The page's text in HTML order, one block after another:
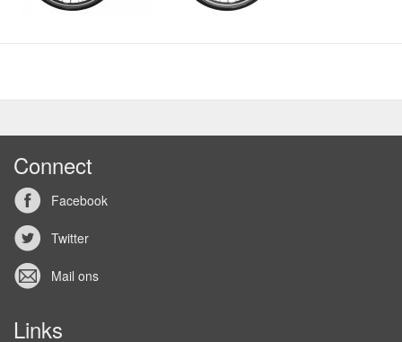
Connect
Facebook
Twitter
Mail ons
Links